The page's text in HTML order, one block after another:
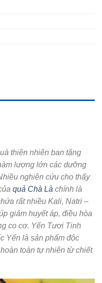
thiên nhiên ban tặng
lượng lớn các dưỡng
nghiên cứu cho thấy
quả Chà Là chính là
rất nhiều Kali, Natri –
giảm huyết áp, điều hòa
co cơ. Yến Tươi Tinh
Yến là sản phẩm độc
toàn tự nhiên từ chiết